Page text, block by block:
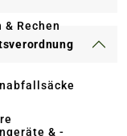
& Rechen
& -